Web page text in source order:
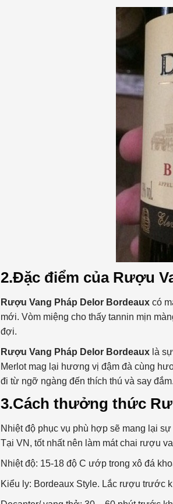
2.Đặc điểm của Rượu
Rượu Vang Pháp Delor Bordeaux có
mới. Vòm miệng cho thấy tannin mịn
đợi.
Rượu Vang Pháp Delor Bordeaux là
Merlot mag lại hương vị đậm đà cùng
đi từ ngỡ ngàng đến thích thú và say
3.Cách thưởng thức
Nhiệt độ phục vụ phù hợp sẽ mang lại
Tại VN, tốt nhất nên làm mát chai rượu
Nhiệt độ: 15-18 độ C ướp trong xô đá
Kiểu ly: Bordeaux Style. Lắc rượu trước